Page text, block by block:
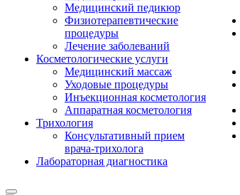
Медицинский педикюр
Физиотерапевтические
процедуры
Лечение заболеваний
Косметологические услуги
Медицинский массаж
Уходовые процедуры
Инъекционная косметология
Аппаратная косметология
Трихология
Консультативный прием
врача-трихолога
Лабораторная диагностика